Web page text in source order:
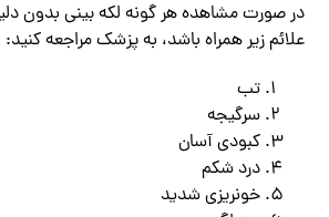
در صورت مشاهده هر گونه لکه بینی بدون
علائم زیر همراه باشد، به پزشک مراجعه کنید:
تب
سرگیجه
کبودی آسان
درد شکم
خونریزی شدید